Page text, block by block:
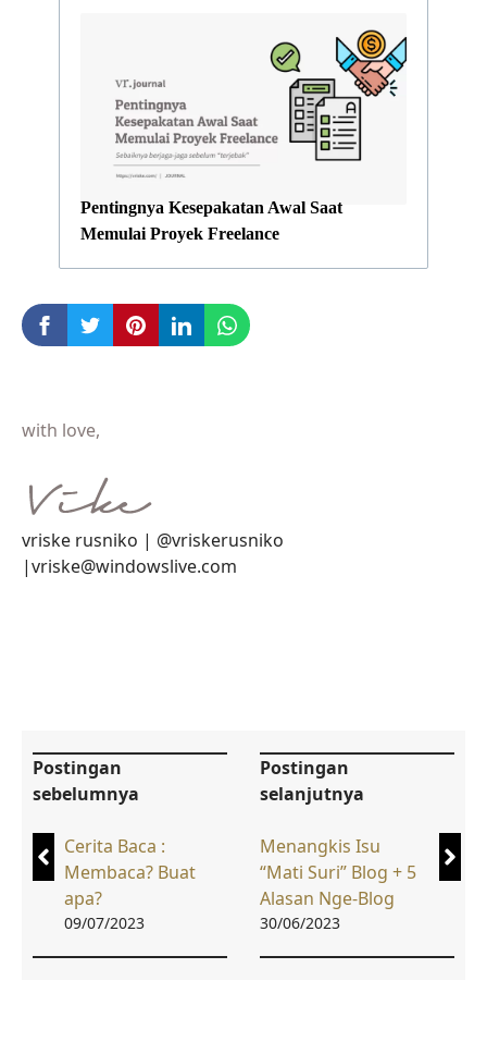
Pentingnya Kesepakatan Awal Saat
Memulai Proyek Freelance
with love,
vriske rusniko | @vriskerusniko
|vriske@windowslive.com
Postingan
sebelumnya
Cerita Baca :
Membaca? Buat
apa?
09/07/2023
Postingan
selanjutnya
Menangkis Isu
“Mati Suri” Blog + 5
Alasan Nge-Blog
30/06/2023